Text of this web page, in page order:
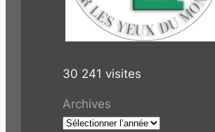
30 241 visites
Archives